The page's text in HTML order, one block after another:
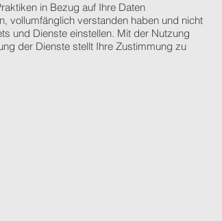
in Bezug auf Ihre Daten
vollumfänglich verstanden haben und nicht
und Dienste einstellen. Mit der Nutzung
der Dienste stellt Ihre Zustimmung zu